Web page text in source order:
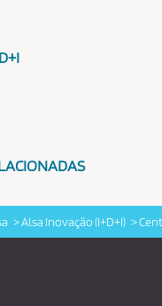
Alsa Inovação (I+D+I)